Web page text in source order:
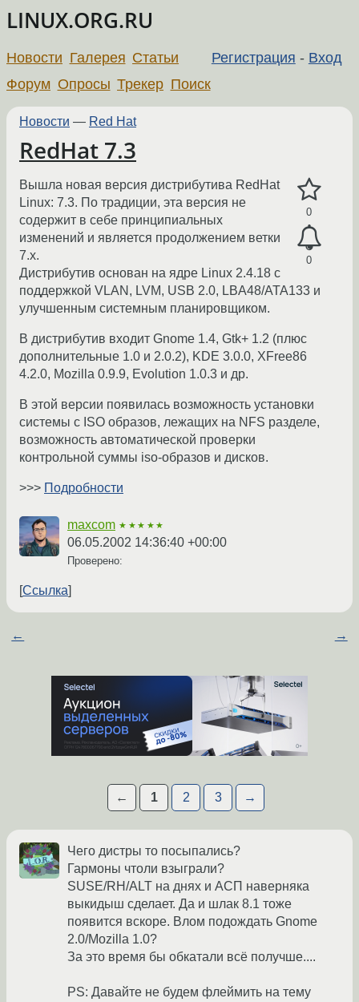
LINUX.ORG.RU
Регистрация - Вход
Новости Галерея Статьи
Форум Опросы Трекер Поиск
Новости — Red Hat
RedHat 7.3
0
0
Вышла новая версия дистрибутива RedHat
Linux: 7.3. По традиции, эта версия не
содержит в себе принципиальных
изменений и является продолжением ветки
7.x.
Дистрибутив основан на ядре Linux 2.4.18 с
поддержкой VLAN, LVM, USB 2.0, LBA48/ATA133 и
улучшенным системным планировщиком.
В дистрибутив входит Gnome 1.4, Gtk+ 1.2 (плюс
дополнительные 1.0 и 2.0.2), KDE 3.0.0, XFree86
4.2.0, Mozilla 0.9.9, Evolution 1.0.3 и др.
В этой версии появилась возможность установки
системы с ISO образов, лежащих на NFS разделе,
возможность автоматической проверки
контрольной суммы iso-образов и дисков.
>>> Подробности
maxcom ★★★★★
06.05.2002 14:36:40 +00:00
Проверено:
Ссылка
← →
← 1 2 3 →
Чего дистры то посыпались?
Гармоны чтоли взыграли?
SUSE/RH/ALT на днях и АСП наверняка
выкидыш сделает. Да и шлак 8.1 тоже
появится вскоре. Влом подождать Gnome
2.0/Mozilla 1.0?
За это время бы обкатали всё получше....
PS: Давайте не будем флеймить на тему